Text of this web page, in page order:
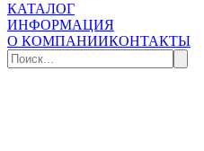
КАТАЛОГ
ИНФОРМАЦИЯ
О КОМПАНИИКОНТАКТЫ